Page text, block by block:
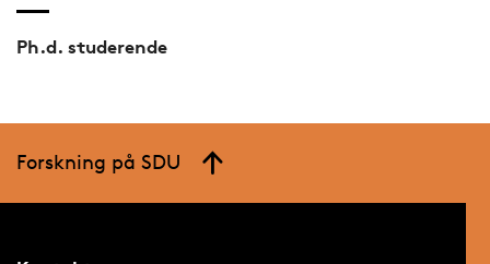
Ph.d. studerende
Forskning på SDU